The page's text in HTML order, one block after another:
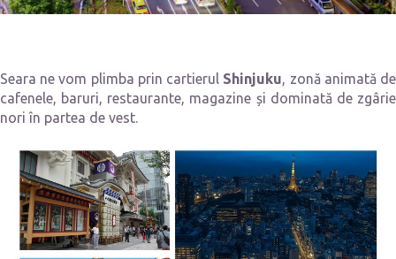
Seara ne vom plimba prin cartierul Shinjuku, zonă animată de
cafenele, baruri, restaurante, magazine și dominată de zgârie
nori în partea de vest.